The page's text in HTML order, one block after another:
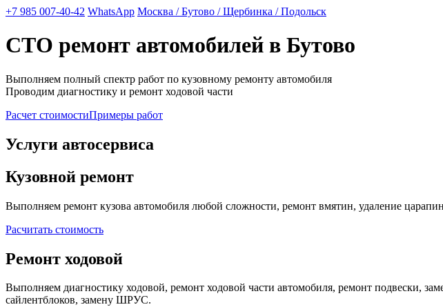
+7 985 007-40-42 WhatsApp Москва / Бутово / Щербинка / Подольск
СТО ремонт автомобилей в Бутово
Выполняем полный спектр работ по кузовному ремонту автомобиля
Проводим диагностику и ремонт ходовой части
Расчет стоимостиПримеры работ
Услуги автосервиса
Кузовной ремонт
Выполняем ремонт кузова автомобиля любой сложности, ремонт вмятин, удаление
Расчитать стоимость
Ремонт ходовой
Выполняем диагностику ходовой, ремонт ходовой части автомобиля, ремонт подвески,
сайлентблоков, замену ШРУС.